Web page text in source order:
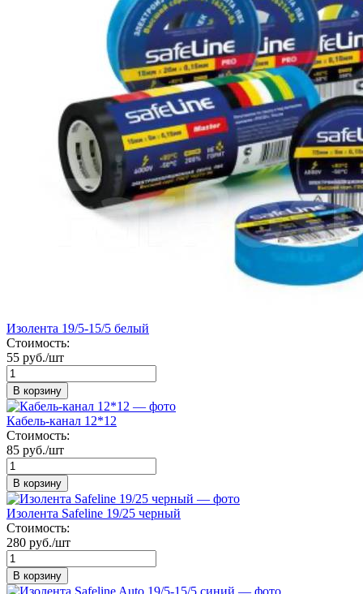
Изолента 19/5-15/5 белый
Стоимость:
55 руб./шт
В корзину
Кабель-канал 12*12
Стоимость:
85 руб./шт
В корзину
Изолента Safeline 19/25 черный
Стоимость:
280 руб./шт
В корзину